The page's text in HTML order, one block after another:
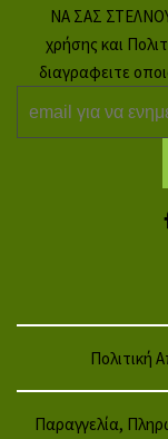
ΝΑ ΣΑΣ
χρήσης και
διαγραφειτε
Πολιτική
Παραγγελία,